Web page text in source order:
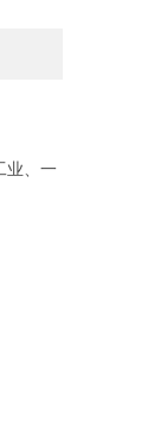
业、一